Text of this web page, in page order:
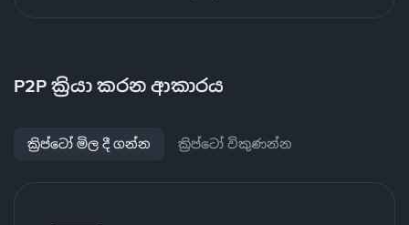
P2P ක්‍රියා කරන ආකාරය
ක්‍රිප්ටෝ මිල දී ගන්න ක්‍රිප්ටෝ විකුණන්න